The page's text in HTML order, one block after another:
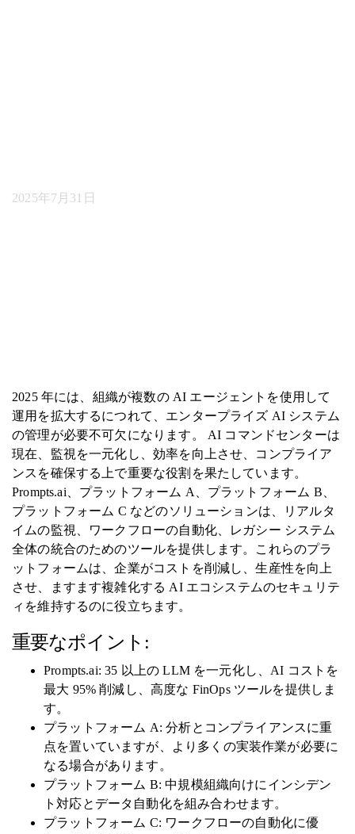
2025年7月31日
2025 年には、組織が複数の AI エージェントを使用して
運用を拡大するにつれて、エンタープライズ AI システム
の管理が必要不可欠になります。 AI コマンドセンターは
現在、監視を一元化し、効率を向上させ、コンプライア
ンスを確保する上で重要な役割を果たしています。
Prompts.ai、プラットフォーム A、プラットフォーム B、
プラットフォーム C などのソリューションは、リアルタ
イムの監視、ワークフローの自動化、レガシー システム
全体の統合のためのツールを提供します。これらのプラ
ットフォームは、企業がコストを削減し、生産性を向上
させ、ますます複雑化する AI エコシステムのセキュリテ
ィを維持するのに役立ちます。
重要なポイント:
Prompts.ai: 35 以上の LLM を一元化し、AI コストを
最大 95% 削減し、高度な FinOps ツールを提供しま
す。
プラットフォーム A: 分析とコンプライアンスに重
点を置いていますが、より多くの実装作業が必要に
なる場合があります。
プラットフォーム B: 中規模組織向けにインシデン
ト対応とデータ自動化を組み合わせます。
プラットフォーム C: ワークフローの自動化に優